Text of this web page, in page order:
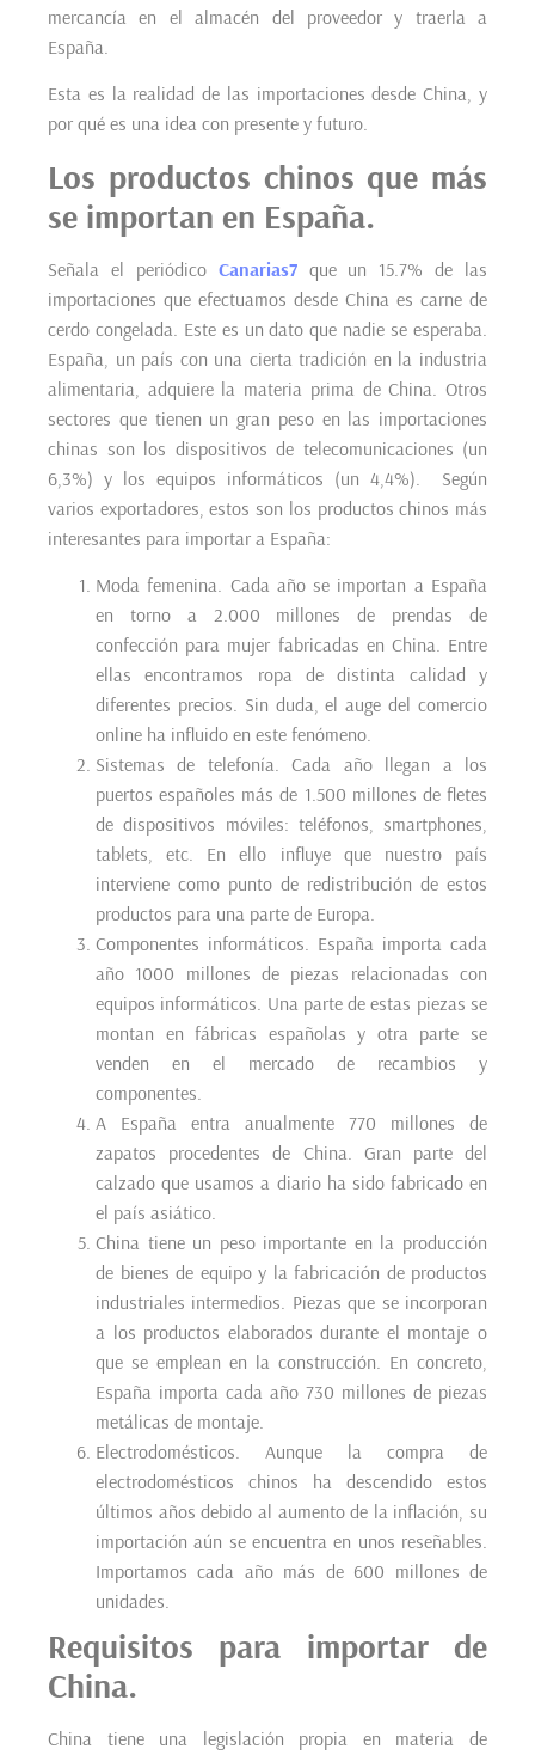
mercancía en el almacén del proveedor y traerla a
España.
Esta es la realidad de las importaciones desde China, y
por qué es una idea con presente y futuro.
Los productos chinos que más
se importan en España.
Señala el periódico Canarias7que un 15.7% de las
importaciones que efectuamos desde China es carne de
cerdo congelada. Este es un dato que nadie se esperaba.
España, un país con una cierta tradición en la industria
alimentaria, adquiere la materia prima de China. Otros
sectores que tienen un gran peso en las importaciones
chinas son los dispositivos de telecomunicaciones (un
6,3%) y los equipos informáticos (un 4,4%). Según
varios exportadores, estos son los productos chinos más
interesantes para importar a España:
Moda femenina. Cada año se importan a España
en torno a 2.000 millones de prendas de
confección para mujer fabricadas en China. Entre
ellas encontramos ropa de distinta calidad y
diferentes precios. Sin duda, el auge del comercio
online ha influido en este fenómeno.
Sistemas de telefonía. Cada año llegan a los
puertos españoles más de 1.500 millones de fletes
de dispositivos móviles: teléfonos, smartphones,
tablets, etc. En ello influye que nuestro país
interviene como punto de redistribución de estos
productos para una parte de Europa.
Componentes informáticos. España importa cada
año 1000 millones de piezas relacionadas con
equipos informáticos. Una parte de estas piezas se
montan en fábricas españolas y otra parte se
venden en el mercado de recambios y
componentes.
A España entra anualmente 770 millones de
zapatos procedentes de China. Gran parte del
calzado que usamos a diario ha sido fabricado en
el país asiático.
China tiene un peso importante en la producción
de bienes de equipo y la fabricación de productos
industriales intermedios. Piezas que se incorporan
a los productos elaborados durante el montaje o
que se emplean en la construcción. En concreto,
España importa cada año 730 millones de piezas
metálicas de montaje.
Electrodomésticos. Aunque la compra de
electrodomésticos chinos ha descendido estos
últimos años debido al aumento de la inflación, su
importación aún se encuentra en unos reseñables.
Importamos cada año más de 600 millones de
unidades.
Requisitos para importar de
China.
China tiene una legislación propia en materia de